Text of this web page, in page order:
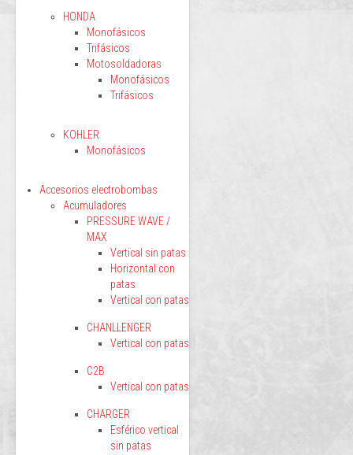
HONDA
Monofásicos
Trifásicos
Motosoldadoras
Monofásicos
Trifásicos
KOHLER
Monofásicos
Accesorios electrobombas
Acumuladores
PRESSURE WAVE /
MAX
Vertical sin patas
Horizontal con
patas
Vertical con patas
CHANLLENGER
Vertical con patas
C2B
Vertical con patas
CHARGER
Esférico vertical
sin patas